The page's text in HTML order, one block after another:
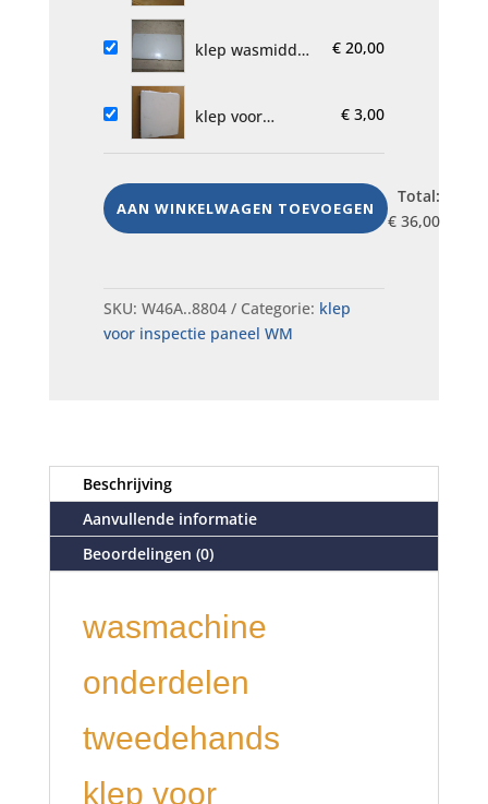
gebruikt,
klep wasmiddel
10700781,
€ 20,00
klep voor
4619 710 15151,
gebruikt,
wasmachin
€ 3,00
AAN WINKELWAGEN TOEVOEGEN
Total:
€36,00
SKU: W46A..8804 Categorie: klep
voor inspectie paneel WM
Beschrijving
Aanvullende informatie
Beoordelingen (0)
wasmachine
onderdelen
tweedehands
klep voor